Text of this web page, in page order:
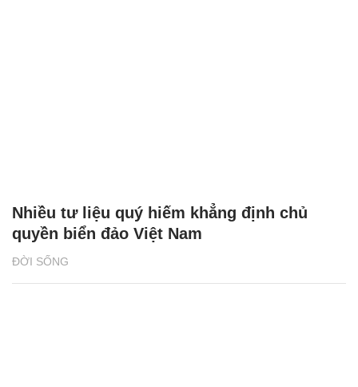
ĐỜI SỐNG
Nhiều tư liệu quý hiếm khẳng định chủ
quyền biển đảo Việt Nam